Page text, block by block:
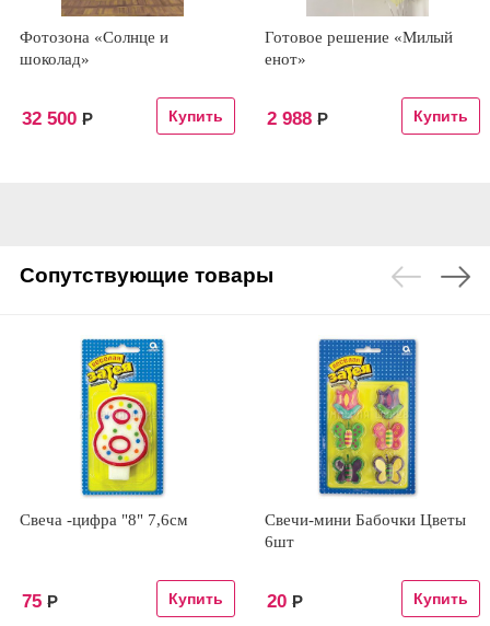
Фотозона «Солнце и
шоколад»
32 500 Р
Готовое решение «Милый
енот»
2 988 Р
Сопутствующие товары
Свеча -цифра "8" 7,6см
75 Р
Свечи-мини Бабочки Цветы
6шт
20 Р